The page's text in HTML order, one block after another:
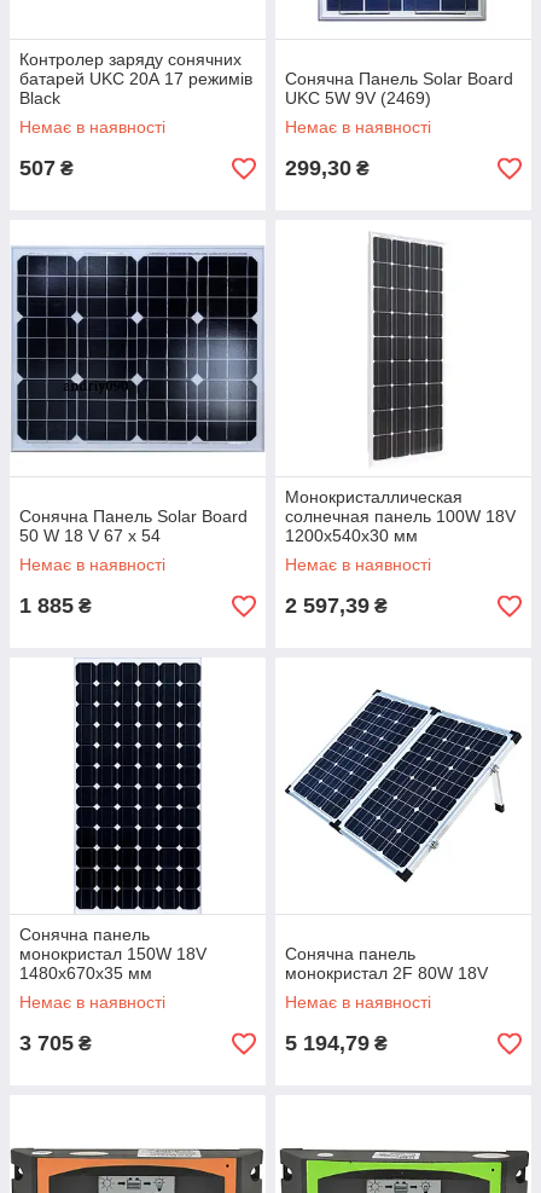
Контролер заряду сонячних
батарей UKC 20А 17 режимів
Black
Немає в наявності
507 ₴
Сонячна Панель Solar Board
UKC 5W 9V (2469)
Немає в наявності
299,30 ₴
Сонячна Панель Solar Board
50 W 18 V 67 х 54
Немає в наявності
1 885 ₴
Монокристаллическая
солнечная панель 100W 18V
1200x540x30 мм
Немає в наявності
2 597,39 ₴
Сонячна панель
монокристал 150W 18V
1480x670x35 мм
Немає в наявності
3 705 ₴
Сонячна панель
монокристал 2F 80W 18V
Немає в наявності
5 194,79 ₴